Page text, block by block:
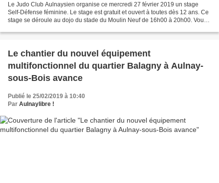
Le Judo Club Aulnaysien organise ce mercredi 27 février 2019 un stage
Self-Défense féminine. Le stage est gratuit et ouvert à toutes dès 12 ans. Ce
stage se déroule au dojo du stade du Moulin Neuf de 16h00 à 20h00. Vous
Le chantier du nouvel équipement
multifonctionnel du quartier Balagny à Aulnay-
sous-Bois avance
Publié le 25/02/2019 à 10:40
Par Aulnaylibre !